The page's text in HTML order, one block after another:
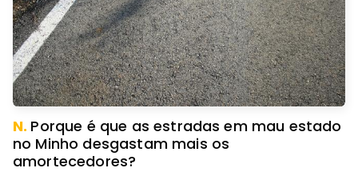
N. Porque é que as estradas em mau estado
no Minho desgastam mais os
amortecedores?